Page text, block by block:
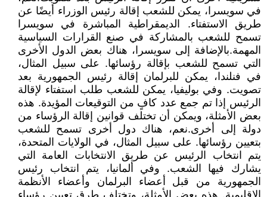
في سويسرا، يمكن للشعب إقالة رئيس الوزراء أيضًا عن
طريق الاستفتاء. الديمقراطية المباشرة في سويسرا
تسمح للشعب بالمشاركة في صنع القرارات السياسية
المهمة.بالإضافة إلى سويسرا، هناك بعض الدول الأخرى
التي تسمح للشعب بإقالة رؤسائها. على سبيل المثال،
في فنلندا، يمكن للبرلمان إقالة رئيس الجمهورية بعد
تصويت. وفي بوليفيا، يمكن للشعب طلب استفتاء لإقالة
الرئيس إذا تم جمع عدد كافٍ من التوقيعات المؤيدة. هذه
بعض الأمثلة، ويمكن أن تختلف قوانين إقالة الرؤساء من
دولة إلى أخرى.نعم، هناك دول أخرى تسمح للشعب
بتعيين رؤسائها. على سبيل المثال، في الولايات المتحدة،
يتم انتخاب الرئيس عن طريق الانتخابات العامة التي
يشارك فيها الشعب. وفي ألمانيا، يتم انتخاب رئيس
الجمهورية من قبل أعضاء البرلمان وأعضاء الأنظمة